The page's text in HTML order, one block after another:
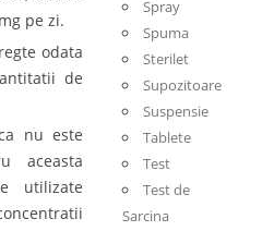
pe zi.
odata
de
nu este
aceasta
utilizate
Spray
Spuma
Sterilet
Supozitoare
Suspensie
Tablete
Test
Test de
Sarcina